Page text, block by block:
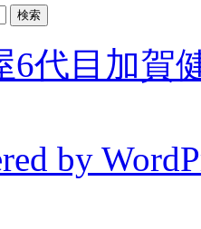
6代目加賀
by